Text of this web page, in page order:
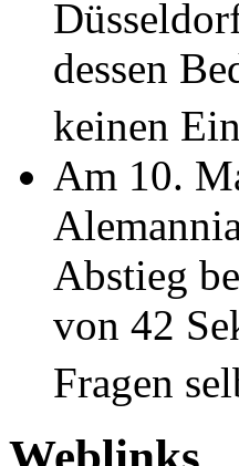
dessen
keinen
Am 10.
Abstieg
von 42
Fragen